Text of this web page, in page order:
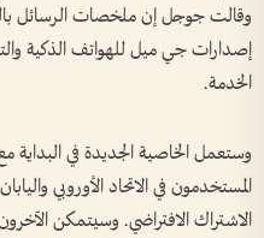
وقالت جوجل إن ملخصات الرسائل
إصدارات جي ميل للهواتف الذكية
الخدمة.
وستعمل الخاصية الجديدة في البداية
المستخدمون في الاتحاد الأوروبي
الاشتراك الافتراضي. وسيتمكن